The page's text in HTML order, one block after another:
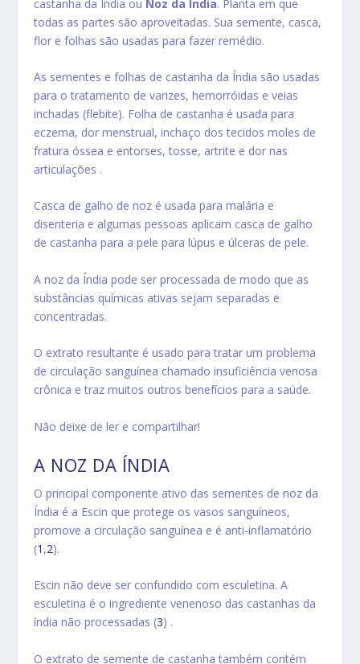
castanha da Índia ou Noz da Índia. Planta em que
todas as partes são aproveitadas. Sua semente, casca,
flor e folhas são usadas para fazer remédio.
As sementes e folhas de castanha da Índia são usadas
para o tratamento de varizes, hemorróidas e veias
inchadas (flebite). Folha de castanha é usada para
eczema, dor menstrual, inchaço dos tecidos moles de
fratura óssea e entorses, tosse, artrite e dor nas
articulações .
Casca de galho de noz é usada para malária e
disenteria e algumas pessoas aplicam casca de galho
de castanha para a pele para lúpus e úlceras de pele.
A noz da Índia pode ser processada de modo que as
substâncias químicas ativas sejam separadas e
concentradas.
O extrato resultante é usado para tratar um problema
de circulação sanguínea chamadoinsuficiência venosa
crônica e traz muitos outros benefícios para a saúde.
Não deixe de ler e compartilhar!
A NOZ DA ÍNDIA
O principal componente ativo das sementes de noz da
Índia é a Escin que protege os vasos sanguíneos,
promove a circulação sanguínea e é anti-inflamatório
(1 ,2).
Escin não deve ser confundido com esculetina. A
esculetina é oingrediente venenoso das castanhas da
índia não processadas (3) .
O extrato de semente de castanha também contém